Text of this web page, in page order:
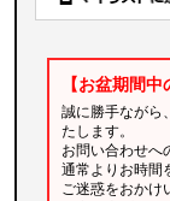
【お盆期間
誠に勝手ながら
たします。
お問い合わせへ
通常よりお時間
ご迷惑をおかけ